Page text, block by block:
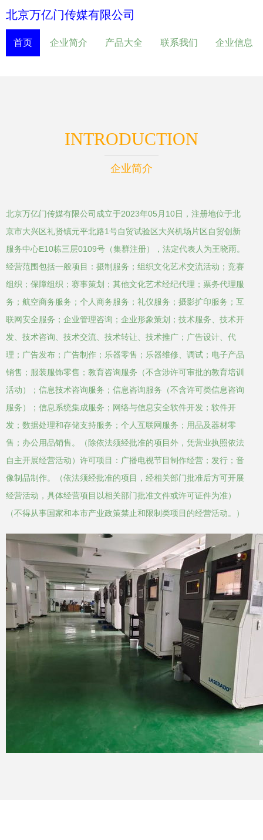
北京万亿门传媒有限公司
首页 企业简介 产品大全 联系我们 企业信息
INTRODUCTION
企业简介
北京万亿门传媒有限公司成立于2023年05月10日，注册地位于北
京市大兴区礼贤镇元平北路1号自贸试验区大兴机场片区自贸创新
服务中心E10栋三层0109号（集群注册），法定代表人为王晓雨。
经营范围包括一般项目：摄制服务；组织文化艺术交流活动；竞赛
组织；保障组织；赛事策划；其他文化艺术经纪代理；票务代理服
务；航空商务服务；个人商务服务；礼仪服务；摄影扩印服务；互
联网安全服务；企业管理咨询；企业形象策划；技术服务、技术开
发、技术咨询、技术交流、技术转让、技术推广；广告设计、代
理；广告发布；广告制作；乐器零售；乐器维修、调试；电子产品
销售；服装服饰零售；教育咨询服务（不含涉许可审批的教育培训
活动）；信息技术咨询服务；信息咨询服务（不含许可类信息咨询
服务）；信息系统集成服务；网络与信息安全软件开发；软件开
发；数据处理和存储支持服务；个人互联网服务；用品及器材零
售；办公用品销售。（除依法须经批准的项目外，凭营业执照依法
自主开展经营活动）许可项目：广播电视节目制作经营；发行；音
像制品制作。（依法须经批准的项目，经相关部门批准后方可开展
经营活动，具体经营项目以相关部门批准文件或许可证件为准）
（不得从事国家和本市产业政策禁止和限制类项目的经营活动。）